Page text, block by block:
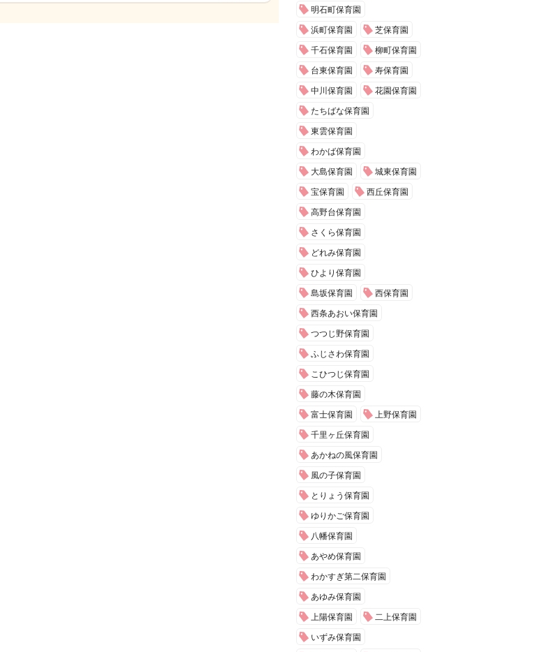
明石町保育園
浜町保育園 芝保育園
千石保育園 柳町保育園
台東保育園 寿保育園
中川保育園 花園保育園
たちばな保育園
東雲保育園
わかば保育園
大島保育園 城東保育園
宝保育園 西丘保育園
高野台保育園
さくら保育園
どれみ保育園
ひより保育園
島坂保育園 西保育園
西条あおい保育園
つつじ野保育園
ふじさわ保育園
こひつじ保育園
藤の木保育園
富士保育園 上野保育園
千里ヶ丘保育園
あかねの風保育園
風の子保育園
とりょう保育園
ゆりかご保育園
八幡保育園
あやめ保育園
わかすぎ第二保育園
あゆみ保育園
上陽保育園 二上保育園
いずみ保育園